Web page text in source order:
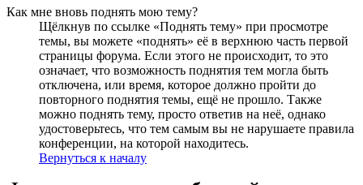
Как мне вновь поднять мою тему?
Щёлкнув по ссылке «Поднять тему» при просмотре
темы, вы можете «поднять» её в верхнюю часть первой
страницы форума. Если этого не происходит, то это
означает, что возможность поднятия тем могла быть
отключена, или время, которое должно пройти до
повторного поднятия темы, ещё не прошло. Также
можно поднять тему, просто ответив на неё, однако
удостоверьтесь, что тем самым вы не нарушаете правила
конференции, на которой находитесь.
Вернуться к началу